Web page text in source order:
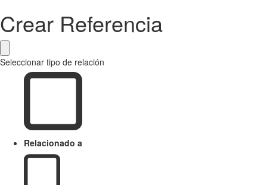
Crear Referencia
Seleccionar tipo de relación
Relacionado a